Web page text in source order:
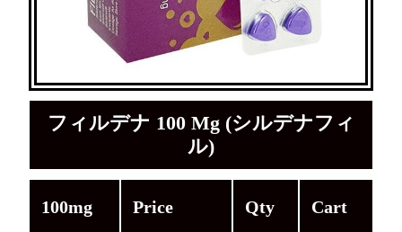
フィルデナ 100 Mg (シルデナフィ
ル)
100mg Price Qty Cart